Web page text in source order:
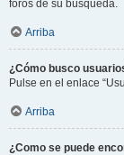
foros de su búsqueda.
Arriba
¿Cómo busco
Pulse en el enlace
Arriba
¿Como se puede